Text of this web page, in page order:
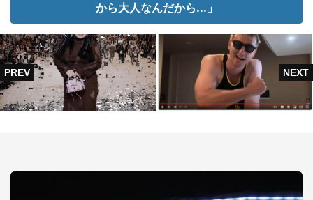
から大人なんだから...」